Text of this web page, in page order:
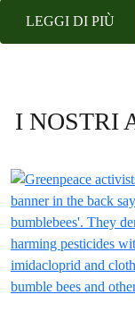
LEGGI DI PIÙ
I NOSTRI